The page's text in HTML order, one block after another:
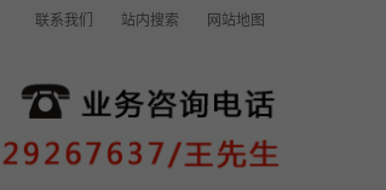
联系我们 站内搜索 网站地图